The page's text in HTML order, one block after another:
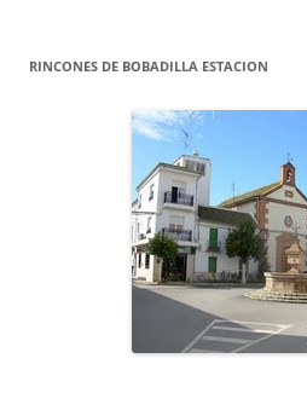
RINCONES DE BOBADILLA ESTACION